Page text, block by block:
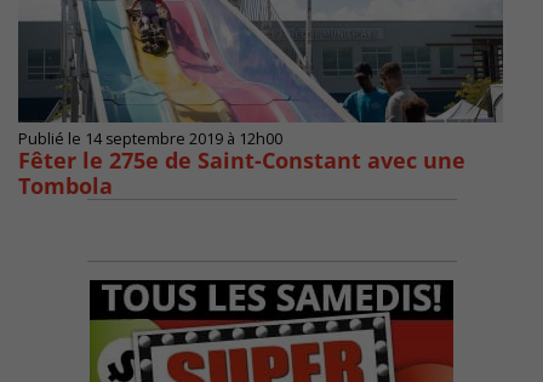
Publié le 14 septembre 2019 à 12h00
Fêter le 275e de Saint-Constant avec une
Tombola